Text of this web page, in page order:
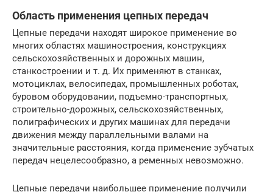
Область применения цепных передач
Цепные передачи находят широкое применение во
многих областях машиностроения, конструкциях
сельскохозяйственных и дорожных машин,
станкостроении и т. д. Их применяют в станках,
мотоциклах, велосипедах, промышленных роботах,
буровом оборудовании, подъемно-транспортных,
строительно-дорожных, сельскохозяйственных,
полиграфических и других машинах для передачи
движения между параллельными валами на
значительные расстояния, когда применение зубчатых
передач нецелесообразно, а ременных невозможно.
Цепные передачи наибольшее применение получили